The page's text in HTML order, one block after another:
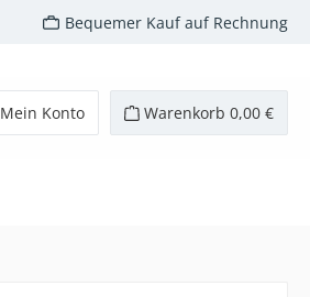
Bequemer Kauf auf Rechnung
Mein Konto Warenkorb 0,00 €